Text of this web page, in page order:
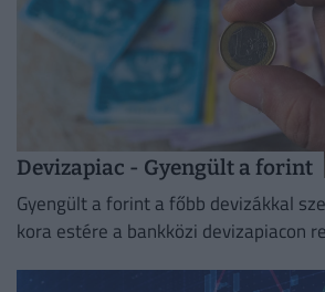
Devizapiac - Gyengült a forint
Gyengült a forint a főbb devizákkal
kora estére a bankközi devizapiacon